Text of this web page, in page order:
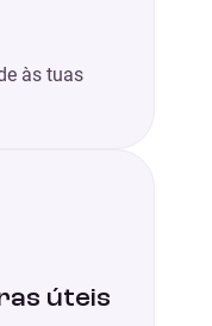
às tuas
úteis